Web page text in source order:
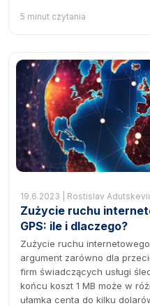
5 minut czytania
19.6.2023 | Rostislav
Zużycie ruchu
GPS: ile i dlaczego?
Zużycie ruchu
argument zarówno dla
firm świadczących usługi
końcu koszt 1 MB może w
ułamka centa do kilku